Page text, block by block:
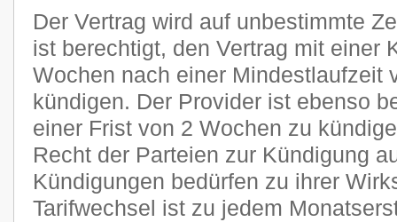
Der Vertrag wird auf unbestimmte
ist berechtigt, den Vertrag mit einer
Wochen nach einer Mindestlaufzeit
kündigen. Der Provider ist ebenso
einer Frist von 2 Wochen zu
Recht der Parteien zur Kündigung
Kündigungen bedürfen zu ihrer
Tarifwechsel ist zu jedem